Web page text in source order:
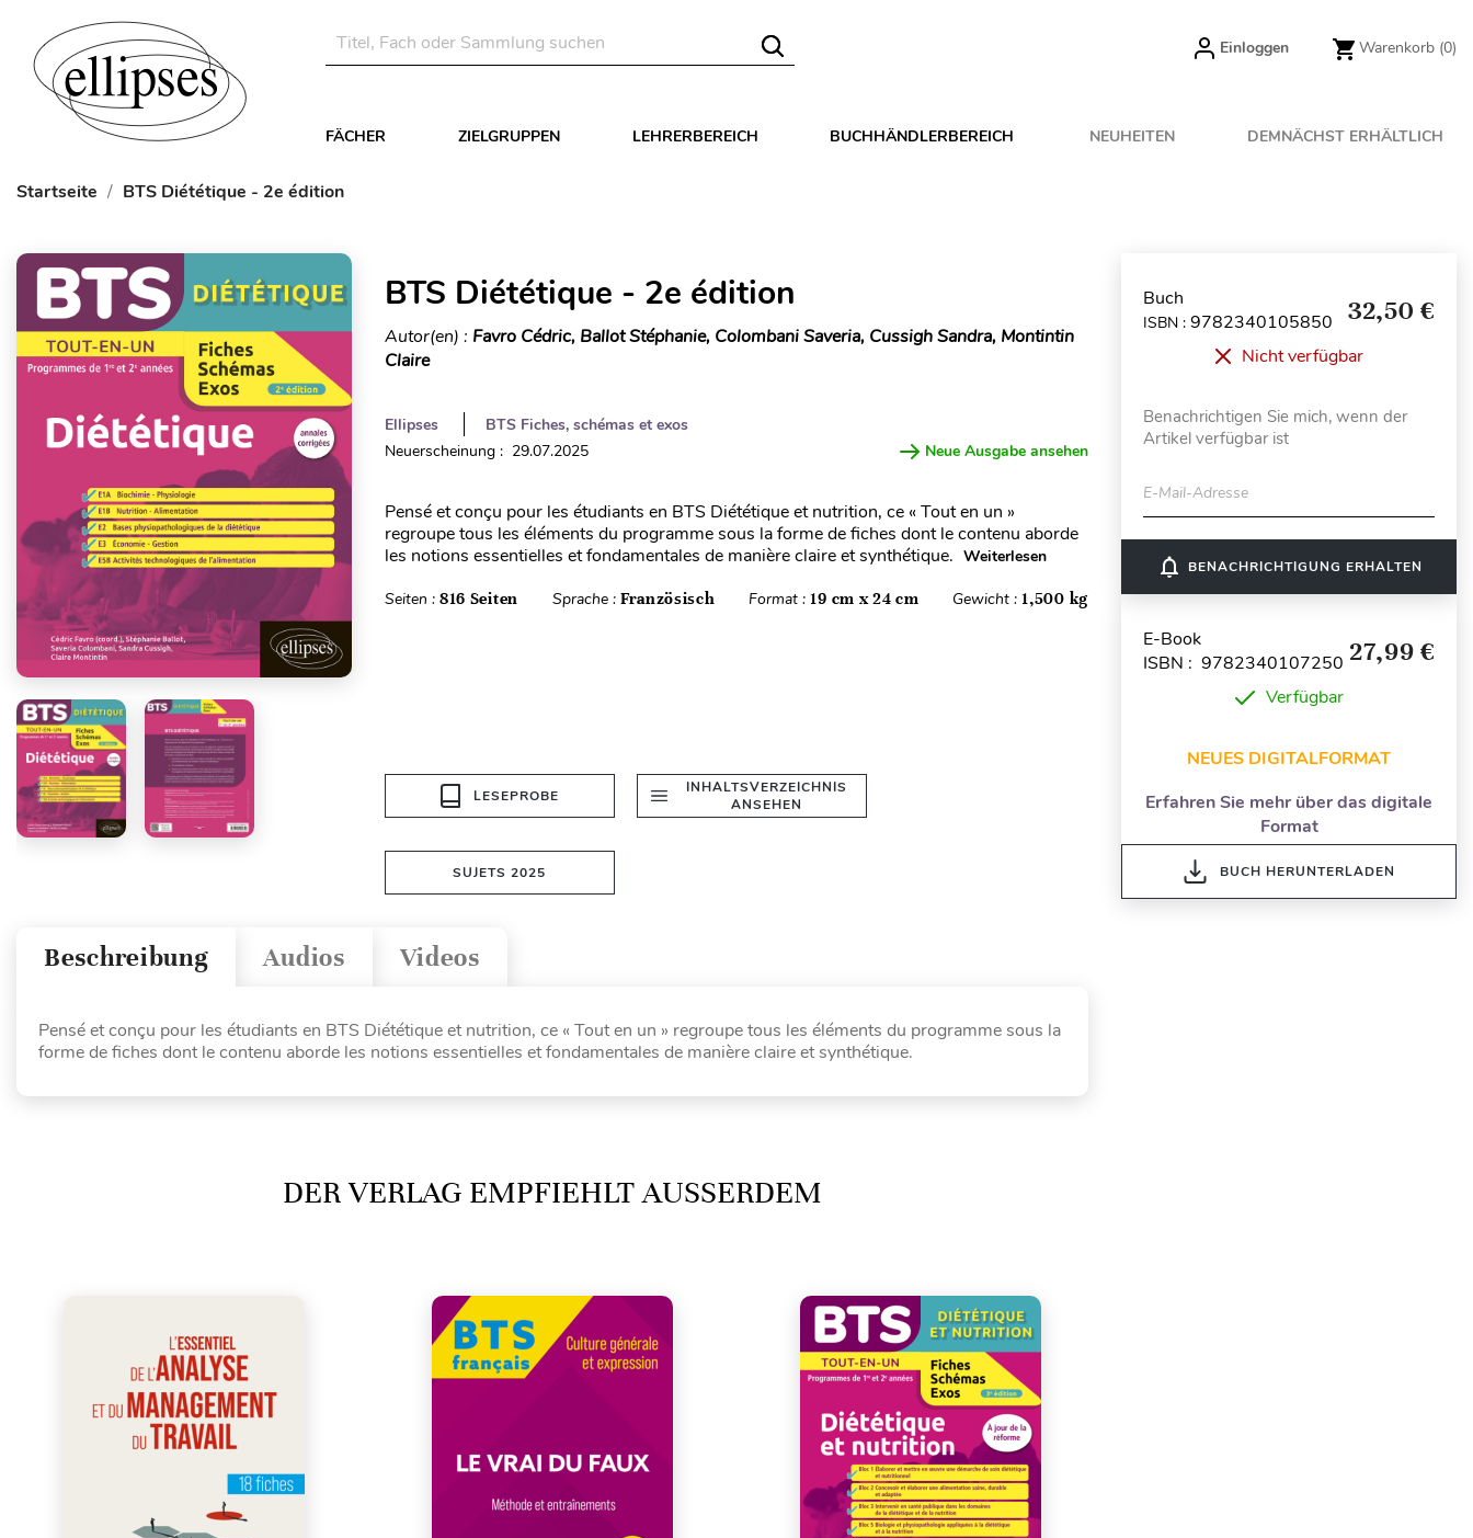
Einloggen Warenkorb (0)
FÄCHER ZIELGRUPPEN LEHRERBEREICH BUCHHÄNDLERBEREICH NEUHEITEN DEMNÄCHST ERHÄLTLICH
Startseite BTS Diététique - 2e édition
BTS Diététique - 2e édition
Autor(en) : Favro Cédric, Ballot Stéphanie, Colombani Saveria, Cussigh Sandra, Montintin
Claire
Ellipses
BTS Fiches, schémas et exos
Neuerscheinung : 29.07.2025
Neue Ausgabe ansehen
Pensé et conçu pour les étudiants en BTS Diététique et nutrition, ce « Tout en un »
regroupe tous les éléments du programme sous la forme de fiches dont le contenu aborde
les notions essentielles et fondamentales de manière claire et synthétique. Weiterlesen
Seiten : 816 Seiten Sprache : Französisch Format :19 cm x 24 cm Gewicht :1,500 kg
LESEPROBE
INHALTSVERZEICHNIS
ANSEHEN
SUJETS 2025
Videos
Audios
Beschreibung
Pensé et conçu pour les étudiants en BTS Diététique et nutrition, ce « Tout en un » regroupe tous les éléments du programme sous la
forme de fiches dont le contenu aborde les notions essentielles et fondamentales de manière claire et synthétique.
DER VERLAG EMPFIEHLT AUSSERDEM
Buch
ISBN : 9782340105850 32,50 €
Nicht verfügbar
Benachrichtigen Sie mich, wenn der
Artikel verfügbar ist
E-Mail-Adresse
notifications_none BENACHRICHTIGUNG ERHALTEN
E-Book
ISBN : 9782340107250 27,99 €
Verfügbar
NEUES DIGITALFORMAT
Erfahren Sie mehr über das digitale
Format
BUCH HERUNTERLADEN